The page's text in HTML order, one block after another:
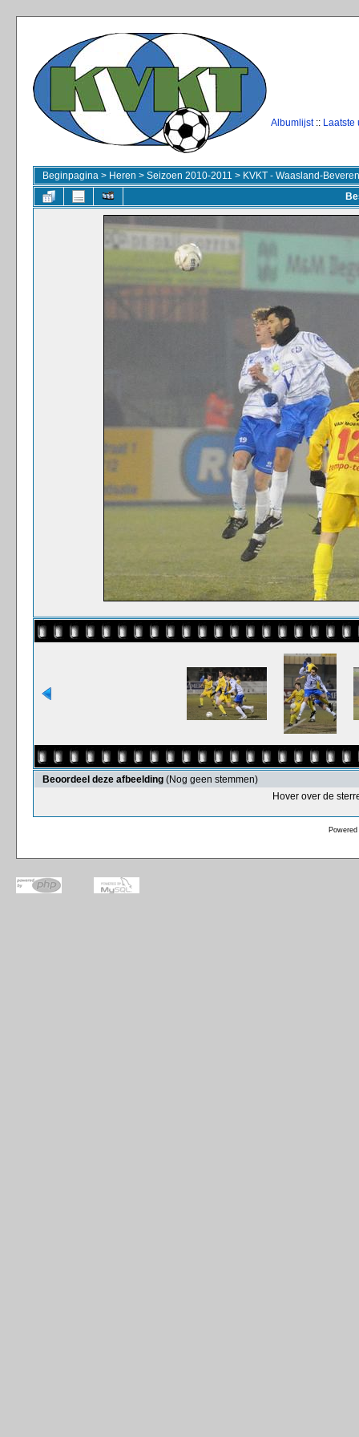
Albumlijst:: Laatste
Beginpagina > Heren > Seizoen 2010-2011 > KVKT - Waasland-
Beoordeel deze afbeelding (Nog geen stemmen)
Hover over de